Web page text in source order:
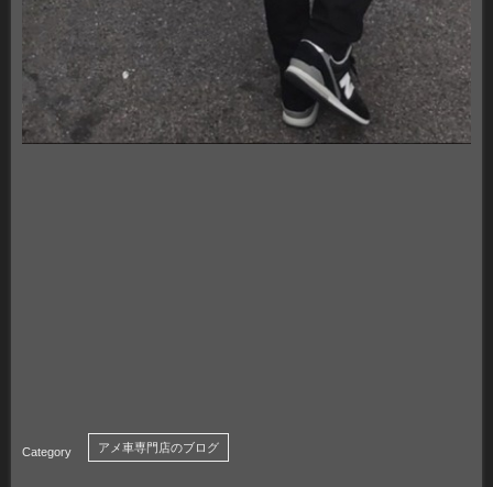
アメ車専門店のブログ